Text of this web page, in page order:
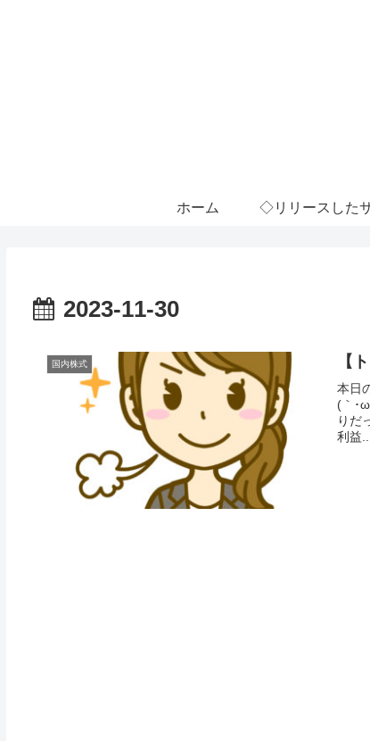
ホーム ◇リリースした
2023-11-30
国内株式 【
本日
(｀･
りだ
利益